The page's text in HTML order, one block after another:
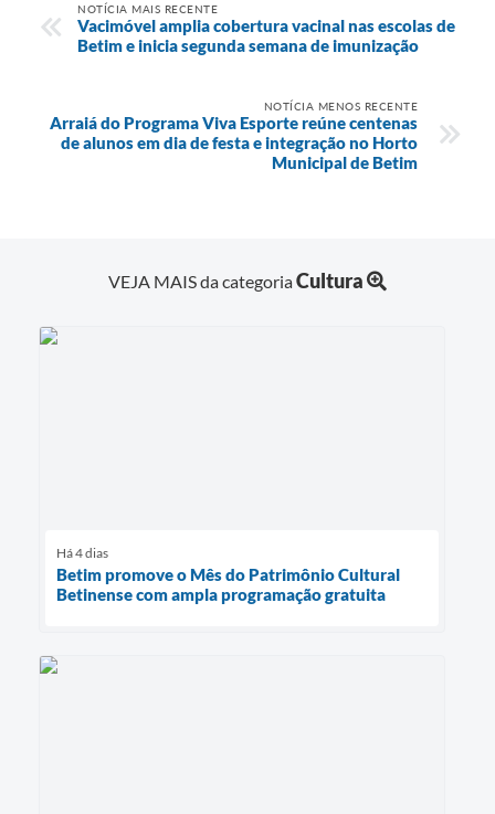
NOTÍCIA MAIS RECENTE
Vacimóvel amplia cobertura vacinal nas escolas de
Betim e inicia segunda semana de imunização
NOTÍCIA MENOS RECENTE
Arraiá do Programa Viva Esporte reúne centenas
de alunos em dia de festa e integração no Horto
Municipal de Betim
VEJA MAIS da categoriaCultura
Há 4 dias
Betim promove o Mês do Patrimônio Cultural
Betinense com ampla programação gratuita